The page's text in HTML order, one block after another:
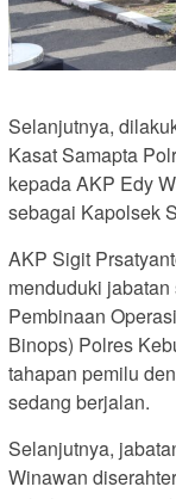
Selanjutnya,
Kasat Samapta
kepada AKP Edy
sebagai Kapolsek
AKP Sigit
menduduki
Pembinaan
Binops) Polres
tahapan pemilu
sedang berjalan.
Selanjutnya,
Winawan